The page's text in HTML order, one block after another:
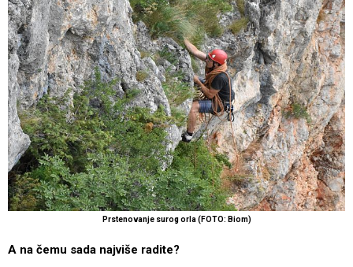
Prstenovanje surog orla (FOTO: Biom)
A na čemu sada najviše radite?